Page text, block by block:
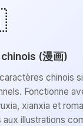
(漫画)
chinois
Fonctionne
xianxia et
aux illustrations